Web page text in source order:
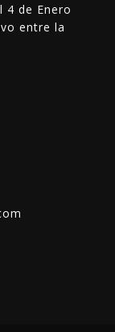
4 de Enero
entre la